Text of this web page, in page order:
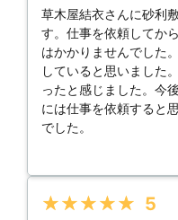
草木屋結衣さんに砂利
す。仕事を依頼してか
はかかりませんでした
していると思いました
ったと感じました。今
には仕事を依頼すると
でした。
★★★★★ 5